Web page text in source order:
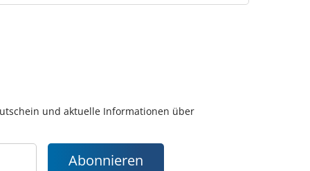
und aktuelle Informationen über
Abonnieren